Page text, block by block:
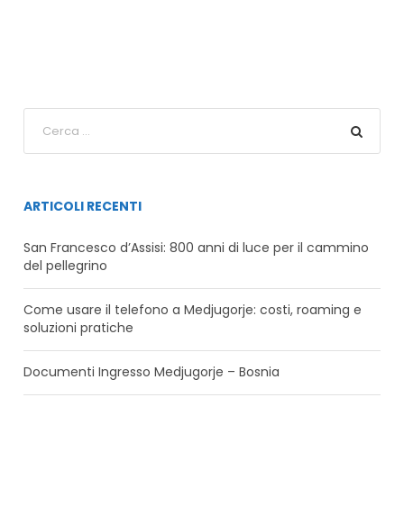
ARTICOLI RECENTI
San Francesco d’Assisi: 800 anni di luce per il cammino
del pellegrino
Come usare il telefono a Medjugorje: costi, roaming e
soluzioni pratiche
Documenti Ingresso Medjugorje – Bosnia